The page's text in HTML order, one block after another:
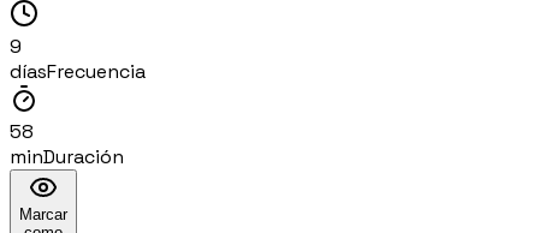
9
díasFrecuencia
58
minDuración
Marcar